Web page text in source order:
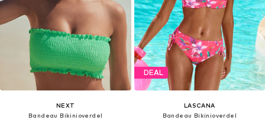
NEXT
Bandeau Bikinioverdel
DEAL
LASCANA
Bandeau Bikinioverdel